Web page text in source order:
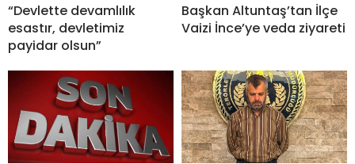
“Devlette devamlılık
esastır, devletimiz
payidar olsun”
Başkan Altuntaş’tan İlçe
Vaizi İnce’ye veda ziyareti